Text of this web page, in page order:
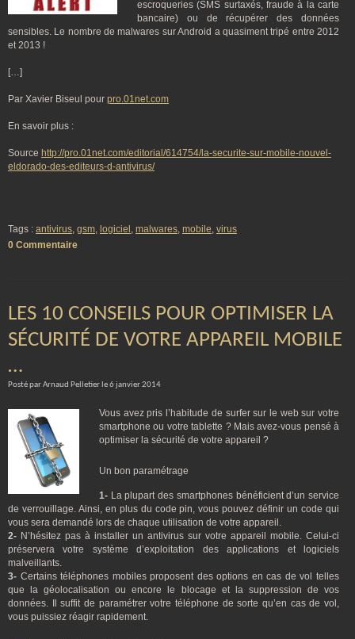
escroqueries (SMS surtaxés, fraude à la carte
bancaire) ou de récupérer des données
sensibles. Le nombre de malwares sur Android a quasiment tripé entre 2012
et 2013 !
[…]
Par Xavier Biseul pour pro.01net.com
En savoir plus :
Source http://pro.01net.com/editorial/614754/la-securite-sur-mobile-nouvel-
eldorado-des-editeurs-d-antivirus/
Tags : antivirus, gsm, logiciel , malwares, mobile, virus
0 Commentaire
LES 10 CONSEILS POUR OPTIMISER LA
SÉCURITÉ DE VOTRE APPAREIL MOBILE
…
Posté par Arnaud Pelletier le 6 janvier 2014
Vous avez pris l’habitude de surfer sur le web sur votre
smartphone ou votre tablette ? Mais avez-vous pensé à
optimiser la sécurité de votre appareil ?
Un bon paramétrage
1- La plupart des smartphones bénéficient d’un service
de verrouillage. Ainsi, en plus du code pin, vous pouvez définir un code qui
vous sera demandé lors de chaque utilisation de votre appareil.
2- N’hésitez pas à installer un antivirus sur votre appareil mobile. Celui-ci
préservera votre système d’exploitation des applications et logiciels
malveillants.
3- Certains téléphones mobiles proposent des options en cas de vol telles
que la géolocalisation ou encore le blocage et la suppression de vos
données. Il suffit de paramétrer votre téléphone de sorte qu’en cas de vol,
vous puissiez réagir rapidement.